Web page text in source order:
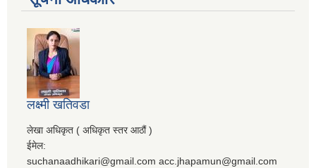
लक्ष्मी खतिवडा
लेखा अधिकृत ( अधिकृत स्तर आठौं )
ईमेल:
suchanaadhikari@gmail.com acc.jhapamun@gmail.com